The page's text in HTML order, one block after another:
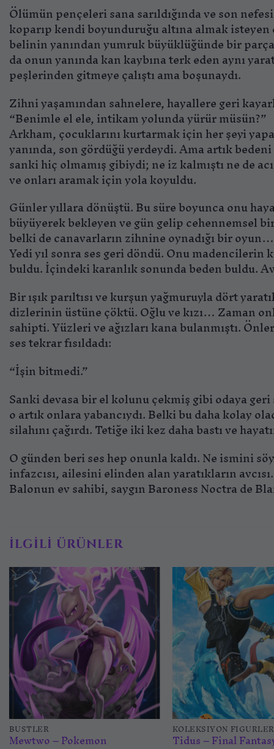
Ölümün pençeleri sana sarıldığında ve son
koparıp kendi boyunduruğu altına almak
belinin yanından yumruk büyüklüğünde bir
da onun yanında kan kaybına terk eden aynı
peşlerinden gitmeye çalıştı ama boşunaydı.
Zihni yaşamından sahnelere, hayallere geri
“Benimle el ele, intikam yolunda yürür müsün?”
Arkham, çocuklarını kurtarmak için her şeyi
yanında, son gördüğü yerdeydi. Ama artık
sanki hiç olmamış gibiydi; ne iz kalmıştı ne de
ve onları aramak için yola koyuldu.
Günler yıllara dönüştü. Bu süre boyunca onu
büyüyerek bekleyen ve gün gelip cehennemsel
belki de canavarların zihnine oynadığı bir
Yedi yıl sonra ses geri döndü. Onu
buldu. İçindeki karanlık sonunda beden buldu.
Bir ışık parıltısı ve kurşun yağmuruyla dört
dizlerinin üstüne çöktü. Oğlu ve kızı… Zaman
sahipti. Yüzleri ve ağızları kana bulanmıştı.
ses tekrar fısıldadı:
“İşin bitmedi.”
Sanki devasa bir el kolunu çekmiş gibi odaya
o artık onlara yabancıydı. Belki bu daha kolay
silahını çağırdı. Tetiğe iki kez daha bastı ve
O günden beri ses hep onunla kaldı. Ne ismini
infazcısı, ailesini elinden alan yaratıkların
Balonun ev sahibi, saygın Baroness Noctra de
İLGILI ÜRÜNLER
İstek
listesine
ekle
BÜSTLER
Mewtwo – Pokemon KOLEKSIYON
Tidus – Final